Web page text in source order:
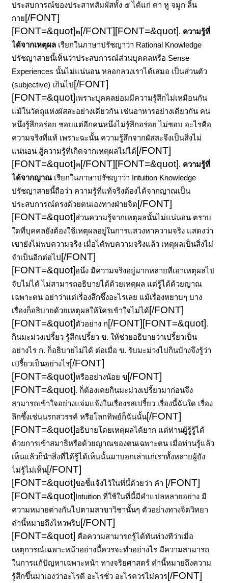
ประสบการณ์ของประสาทสัมผัสทั้ง ๕ ได้แก่ ตา หู จมูก ลิ้น
กาย [/FONT]
[FONT=&quot]๒ [/FONT] [FONT=&quot]. ความรู้ที่
ได้จากเหตุผล เรียกในภาษาปรัชญาว่า Rational Knowledge
ปรัชญาสายนี้เห็นว่าประสบการณ์ส่วนบุคคลหรือ Sense
Experiences นั้นไม่แน่นอน หลอกลวงเราได้เสมอ เป็นส่วนตัว
(subjective) เกินไป [/FONT]
[FONT=&quot]เพราะบุคคลย่อมมีความรู้สึกไม่เหมือนกัน
แม้ในวัตถุแห่งผัสสะอย่างเดียวกัน เช่นอาหารอย่างเดียวกัน คน
หนึ่งรู้สึกอร่อย ชอบแต่อีกคนหนึ่งไม่รู้สึกอร่อย ไม่ชอบ อะไรคือ
ความจริงที่แท้ เพราะฉะนั้น ความรู้สึกจากผัสสะจึงเป็นสิ่งไม่
แน่นอน สู้ความรู้ที่เกิดจากเหตุผลไม่ได้ [/FONT]
[FONT=&quot]๓[/FONT] [FONT=&quot]. ความรู้ที่
ได้จากญาณ เรียกในภาษาปรัชญาว่า Intuition Knowledge
ปรัชญาสายนี้ถือว่า ความรู้ที่แท้จริงต้องได้จากญาณเป็น
ประสบการณ์ตรงด้วยตนเองทางฝ่ายจิต [/FONT]
[FONT=&quot]ส่วนความรู้จากเหตุผลนั้นไม่แน่นอน ตราบ
ใดที่บุคคลยังต้องใช้เหตุผลอยู่ในการแสวงหาความจริง แสดงว่า
เขายังไม่พบความจริง เมื่อได้พบความจริงแล้ว เหตุผลเป็นสิ่งไม่
จำเป็นอีกต่อไป [/FONT]
[FONT=&quot]อนึ่ง มีความจริงอยู่มากหลายที่เอาเหตุผลไป
จับไม่ได้ ไม่สามารถอธิบายได้ด้วยเหตุผล แต่รู้ได้ด้วยญาณ
เฉพาะตน อย่าว่าแต่เรื่องลึกซึ้งอะไรเลย แม้เรื่องหยาบๆ บาง
เรื่องก็อธิบายด้วยเหตุผลให้ใครเข้าใจไม่ได้ [/FONT]
[FONT=&quot]ตัวอย่าง ก [/FONT] [FONT=&quot].
กินมะม่วงเปรี้ยว รู้สึกเปรี้ยว ข. ให้ช่วยอธิบายว่าเปรี้ยวเป็น
อย่างไร ก. ก็อธิบายไม่ได้ ต่อเมื่อ ข. รับมะม่วงไปกินบ้างจึงรู้ว่า
เปรี้ยวเป็นอย่างไร[/FONT]
[FONT=&quot]หรืออย่างน้อย ข [/FONT]
[FONT=&quot]. ก็ต้องเคยกินมะม่วงเปรี้ยวมาก่อนจึง
สามารถเข้าใจอย่างแจ่มแจ้งในเรื่องรสเปรี้ยว เรื่องนี้ฉันใด เรื่อง
ลึกซึ้งเช่นนรกสวรรค์ หรือโลกทิพย์ก็ฉันนั้น[/FONT]
[FONT=&quot]อธิบายโดยเหตุผลได้ยาก แต่ท่านผู้รู้รู้ได้
ด้วยการเข้าสมาธิหรือด้วยญาณของตนเฉพาะตน เมื่อท่านรู้แล้ว
เห็นแล้วก็นำสิ่งที่ได้รู้ได้เห็นนั้นมาบอกเล่าแก่เราทั้งหลายผู้ยัง
ไม่รู้ไม่เห็น[/FONT]
[FONT=&quot]ขอชี้แจ้งไว้ในที่นี้ด้วยว่า คำ [/FONT]
[FONT=&quot]Intuitionที่ใช้ในที่นี้มีคำแปลหลายอย่าง มี
ความหมายต่างกันไปตามสาขาวิชานั้นๆ ตัวอย่างทางจิตวิทยา
คำนี้หมายถึงไหวพริบ [/FONT]
[FONT=&quot] คือความสามารถรู้ได้ทันท่วงทีว่าเมื่อ
เหตุการณ์เฉพาะหน้าอย่างนี้ควรจะทำอย่างไร มีความสามารถ
ในการแก้ปัญหาเฉพาะหน้า ทางจริยศาสตร์ คำนี้หมายถึงความ
รู้สึกขึ้นมาเองว่าอะไรดี อะไรชั่ว อะไรควรไม่ควร[/FONT]